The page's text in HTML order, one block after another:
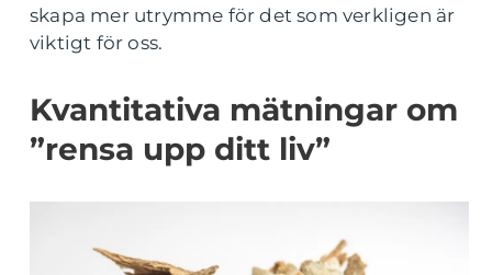
skapa mer utrymme för det som verkligen är
viktigt för oss.
Kvantitativa mätningar om
”rensa upp ditt liv”